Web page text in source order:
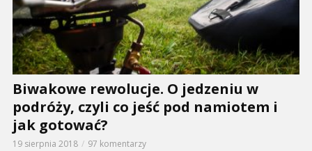
Biwakowe rewolucje. O jedzeniu w
podróży, czyli co jeść pod namiotem i
jak gotować?
19 sierpnia 2018 97 komentarzy